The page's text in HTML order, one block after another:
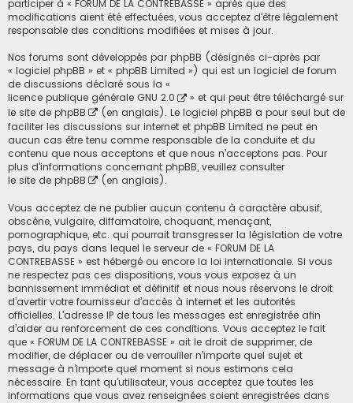
participer à « FORUM DE LA CONTREBASSE » après que des
modifications aient été effectuées, vous acceptez d’être légalement
responsable des conditions modifiées et mises à jour.
Nos forums sont développés par phpBB (désignés ci-après par
« logiciel phpBB » et « phpBB Limited ») qui est un logiciel de forum
de discussions déclaré sous la «
licence publique générale GNU 2.0
» et qui peut être téléchargé sur
le site de phpBB
(en anglais). Le logiciel phpBB a pour seul but de
faciliter les discussions sur internet et phpBB Limited ne peut en
aucun cas être tenu comme responsable de la conduite et du
contenu que nous acceptons et que nous n’acceptons pas. Pour
plus d’informations concernant phpBB, veuillez consulter
le site de phpBB
(en anglais).
Vous acceptez de ne publier aucun contenu à caractère abusif,
obscène, vulgaire, diffamatoire, choquant, menaçant,
pornographique, etc. qui pourrait transgresser la législation de votre
pays, du pays dans lequel le serveur de « FORUM DE LA
CONTREBASSE » est hébergé ou encore la loi internationale. Si vous
ne respectez pas ces dispositions, vous vous exposez à un
bannissement immédiat et définitif et nous nous réservons le droit
d’avertir votre fournisseur d’accès à internet et les autorités
officielles. L’adresse IP de tous les messages est enregistrée afin
d’aider au renforcement de ces conditions. Vous acceptez le fait
que « FORUM DE LA CONTREBASSE » ait le droit de supprimer, de
modifier, de déplacer ou de verrouiller n’importe quel sujet et
message à n’importe quel moment si nous estimons cela
nécessaire. En tant qu’utilisateur, vous acceptez que toutes les
informations que vous avez renseignées soient enregistrées dans